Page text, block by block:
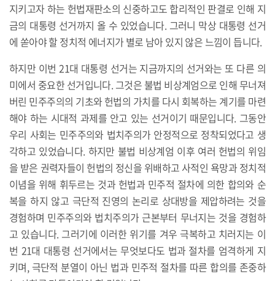
지키고자 하는 헌법재판소의 신중하고도 합리적인 판결로 인해 지
금의 대통령 선거까지 올 수 있었습니다. 그러니 막상 대통령 선거
에 쏟아야 할 정치적 에너지가 별로 남아 있지 않은 느낌이 듭니다.
하지만 이번 21대 대통령 선거는 지금까지의 선거와는 또 다른 의
미에서 중요한 선거입니다. 그것은 불법 비상계엄으로 인해 무너져
버린 민주주의의 기초와 헌법의 가치를 다시 회복하는 계기를 마련
해야 하는 시대적 과제를 안고 있는 선거이기 때문입니다. 그동안
우리 사회는 민주주의와 법치주의가 안정적으로 정착되었다고 생
각하고 있었습니다. 하지만 불법 비상계엄 이후 여러 헌법의 위임
을 받은 권력자들이 헌법의 정신을 위배하고 사적인 욕망과 정치적
이념을 위해 휘두르는 것과 헌법과 민주적 절차에 의한 합의와 순
복을 하지 않고 극단적 진영의 논리로 상대방을 제압하려는 것을
경험하며 민주주의와 법치주의가 근본부터 무너지는 것을 경험하
고 있습니다. 그러기에 이러한 위기를 겨우 극복하고 치러지는 이
번 21대 대통령 선거에서는 무엇보다도 법과 절차를 엄격하게 지
키며, 극단적 분열이 아닌 법과 민주적 절차를 따른 합의를 존중하